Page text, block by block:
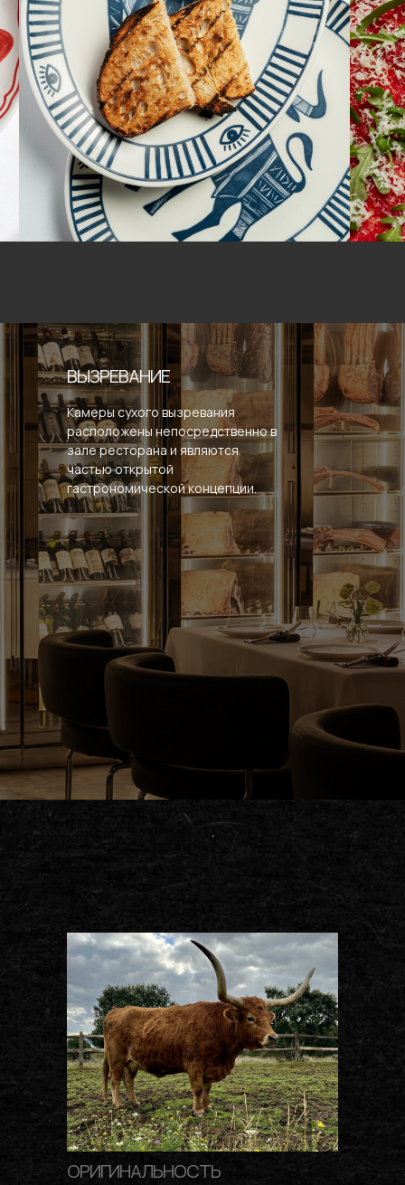
ВЫЗРЕВАНИЕ
Камеры сухого вызревания
расположены непосредственно в
зале ресторана и являются
частью открытой
гастрономической концепции.
ОРИГИНАЛЬНОСТЬ